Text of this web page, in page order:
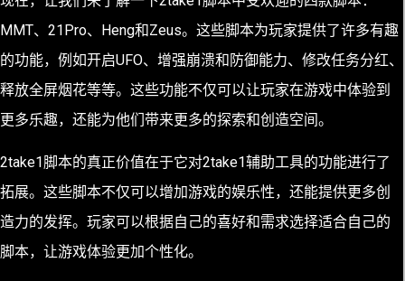
MMT、21Pro、Heng和Zeus。这些脚本为玩家提供了许多有趣
的功能，例如开启UFO、增强崩溃和防御能力、修改任务分红、
释放全屏烟花等等。这些功能不仅可以让玩家在游戏中体验到
更多乐趣，还能为他们带来更多的探索和创造空间。
2take1脚本的真正价值在于它对2take1辅助工具的功能进行了
拓展。这些脚本不仅可以增加游戏的娱乐性，还能提供更多创
造力的发挥。玩家可以根据自己的喜好和需求选择适合自己的
脚本，让游戏体验更加个性化。